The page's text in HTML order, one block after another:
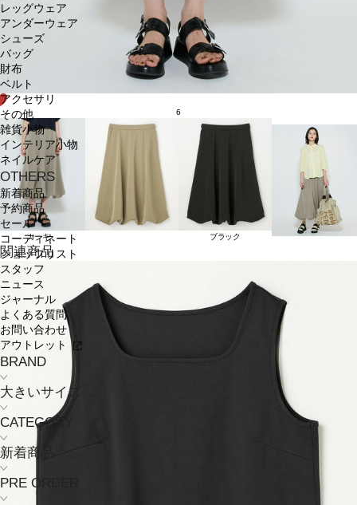
レッグウェア
アンダーウェア
シューズ
バッグ
財布
ベルト
アクセサリ
その他
雑貨小物
インテリア小物
ネイルケア
OTHERS
新着商品
予約商品
セール
コーディネート
ショップリスト
スタッフ
ニュース
ジャーナル
よくある質問
お問い合わせ
アウトレット
BRAND
大きいサイズ
CATEGORY
新着商品
PRE ORDER
6
カーキ ブラック
関連商品